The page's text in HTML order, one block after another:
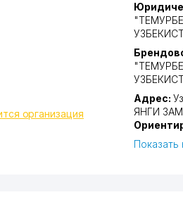
организация
Адрес:
ЯНГИ
Показать